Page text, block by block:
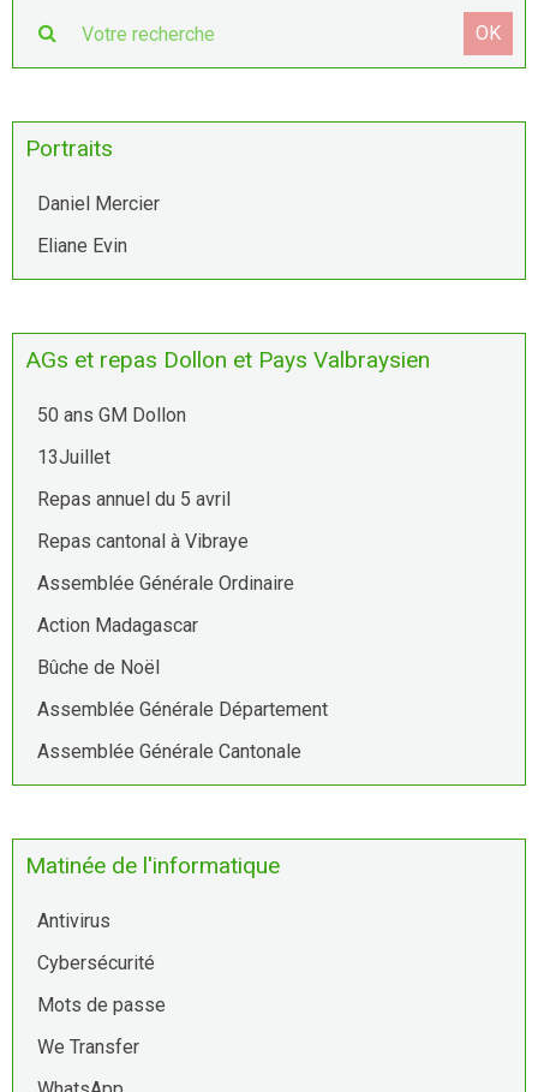
OK
Portraits
Daniel Mercier
Eliane Evin
AGs et repas Dollon et Pays Valbraysien
50 ans GM Dollon
13Juillet
Repas annuel du 5 avril
Repas cantonal à Vibraye
Assemblée Générale Ordinaire
Action Madagascar
Bûche de Noël
Assemblée Générale Département
Assemblée Générale Cantonale
Matinée de l'informatique
Antivirus
Cybersécurité
Mots de passe
We Transfer